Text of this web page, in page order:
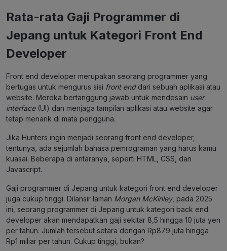
Rata-rata Gaji Programmer di
Jepang untuk Kategori Front End
Developer
Front end developer merupakan seorang programmer yang
bertugas untuk mengurus sisi front enddari sebuah aplikasi atau
website. Mereka bertanggung jawab untuk mendesain user
interface(UI) dan menjaga tampilan aplikasi atau website agar
tetap menarik di mata pengguna.
Jika Hunters ingin menjadi seorang front end developer,
tentunya, ada sejumlah bahasa pemrograman yang harus kamu
kuasai. Beberapa di antaranya, seperti HTML, CSS, dan
Javascript.
Gaji programmer di Jepang untuk kategori front end developer
juga cukup tinggi. Dilansir laman Morgan McKinley, pada 2025
ini, seorang programmer di Jepang untuk kategori back end
developer akan mendapatkan gaji sekitar 8,5 hingga 10 juta yen
per tahun. Jumlah tersebut setara dengan Rp879 juta hingga
Rp1 miliar per tahun. Cukup tinggi, bukan?